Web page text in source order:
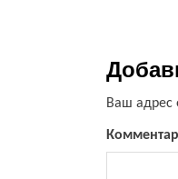
Ваш адрес